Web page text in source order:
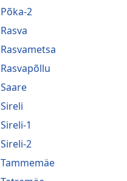
Põka-2
Rasva
Rasvametsa
Rasvapõllu
Saare
Sireli
Sireli-1
Sireli-2
Tammemäe